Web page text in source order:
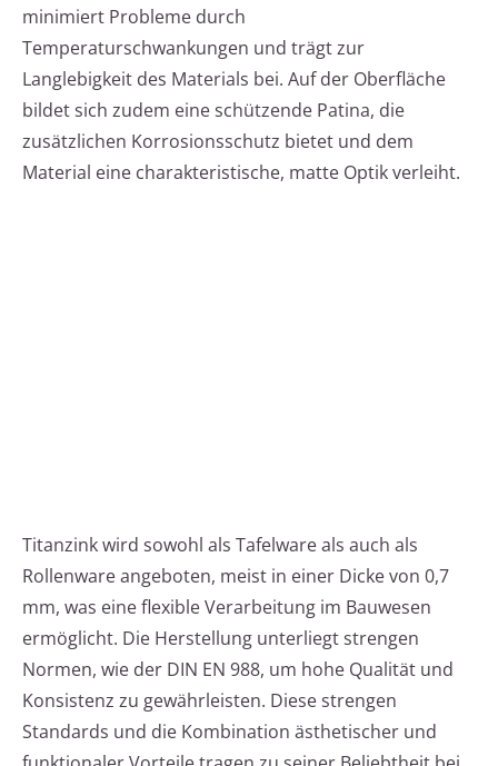
minimiert Probleme durch
Temperaturschwankungen und trägt zur
Langlebigkeit des Materials bei. Auf der Oberfläche
bildet sich zudem eine schützende Patina, die
zusätzlichen Korrosionsschutz bietet und dem
Material eine charakteristische, matte Optik verleiht.
Titanzink wird sowohl als Tafelware als auch als
Rollenware angeboten, meist in einer Dicke von 0,7
mm, was eine flexible Verarbeitung im Bauwesen
ermöglicht. Die Herstellung unterliegt strengen
Normen, wie der DIN EN 988, um hohe Qualität und
Konsistenz zu gewährleisten. Diese strengen
Standards und die Kombination ästhetischer und